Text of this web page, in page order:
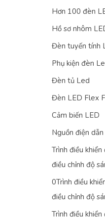
Hơn 100 đèn
Hồ sơ nhôm
Đèn tuyến tính
Phụ kiện đèn
Đèn tủ Led
Đèn LED Flex
Cảm biến LED
Nguồn điện dẫn
Trình điều
điều chỉnh độ
0Trình điều
điều chỉnh độ
Trình điều